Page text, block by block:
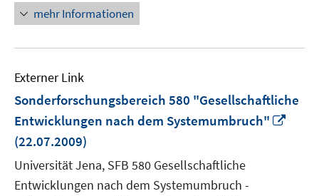
mehr Informationen
Externer Link
Sonderforschungsbereich 580 "Gesellschaftliche
Entwicklungen nach dem Systemumbruch"
(22.07.2009)
Universität Jena, SFB 580 Gesellschaftliche
Entwicklungen nach dem Systemumbruch -